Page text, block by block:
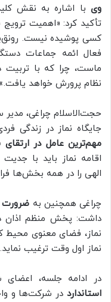
وی با اشاره به نقش
تأکید کرد: «اهمیت
کسی پوشیده نیست.
فعال ائمه جماعات
ماست، چرا که با تربیت
نظام پرورش خواهد یافت.»
حجت‌الاسلام چراغی، مدیر
جایگاه نماز در زندگی
مهم‌ترین عامل در
اقامه نماز باید با
الهی را در همه بخش‌ها
چراغی همچنین به ضرورت
داشت: پخش منظم اذان
نماز، فضای معنوی محیط
نماز اول وقت ترغیب نماید.
در ادامه جلسه، اعضای
استاندارد در شرکت‌ها و